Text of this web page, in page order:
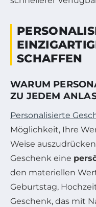
SCHAFFEN
WARUM
ZU JEDEM
Personalisierte
Möglichkeit, Ihre
Weise
Geschenk eine
den materiellen
Geburtstag,
Geschenk, das mit